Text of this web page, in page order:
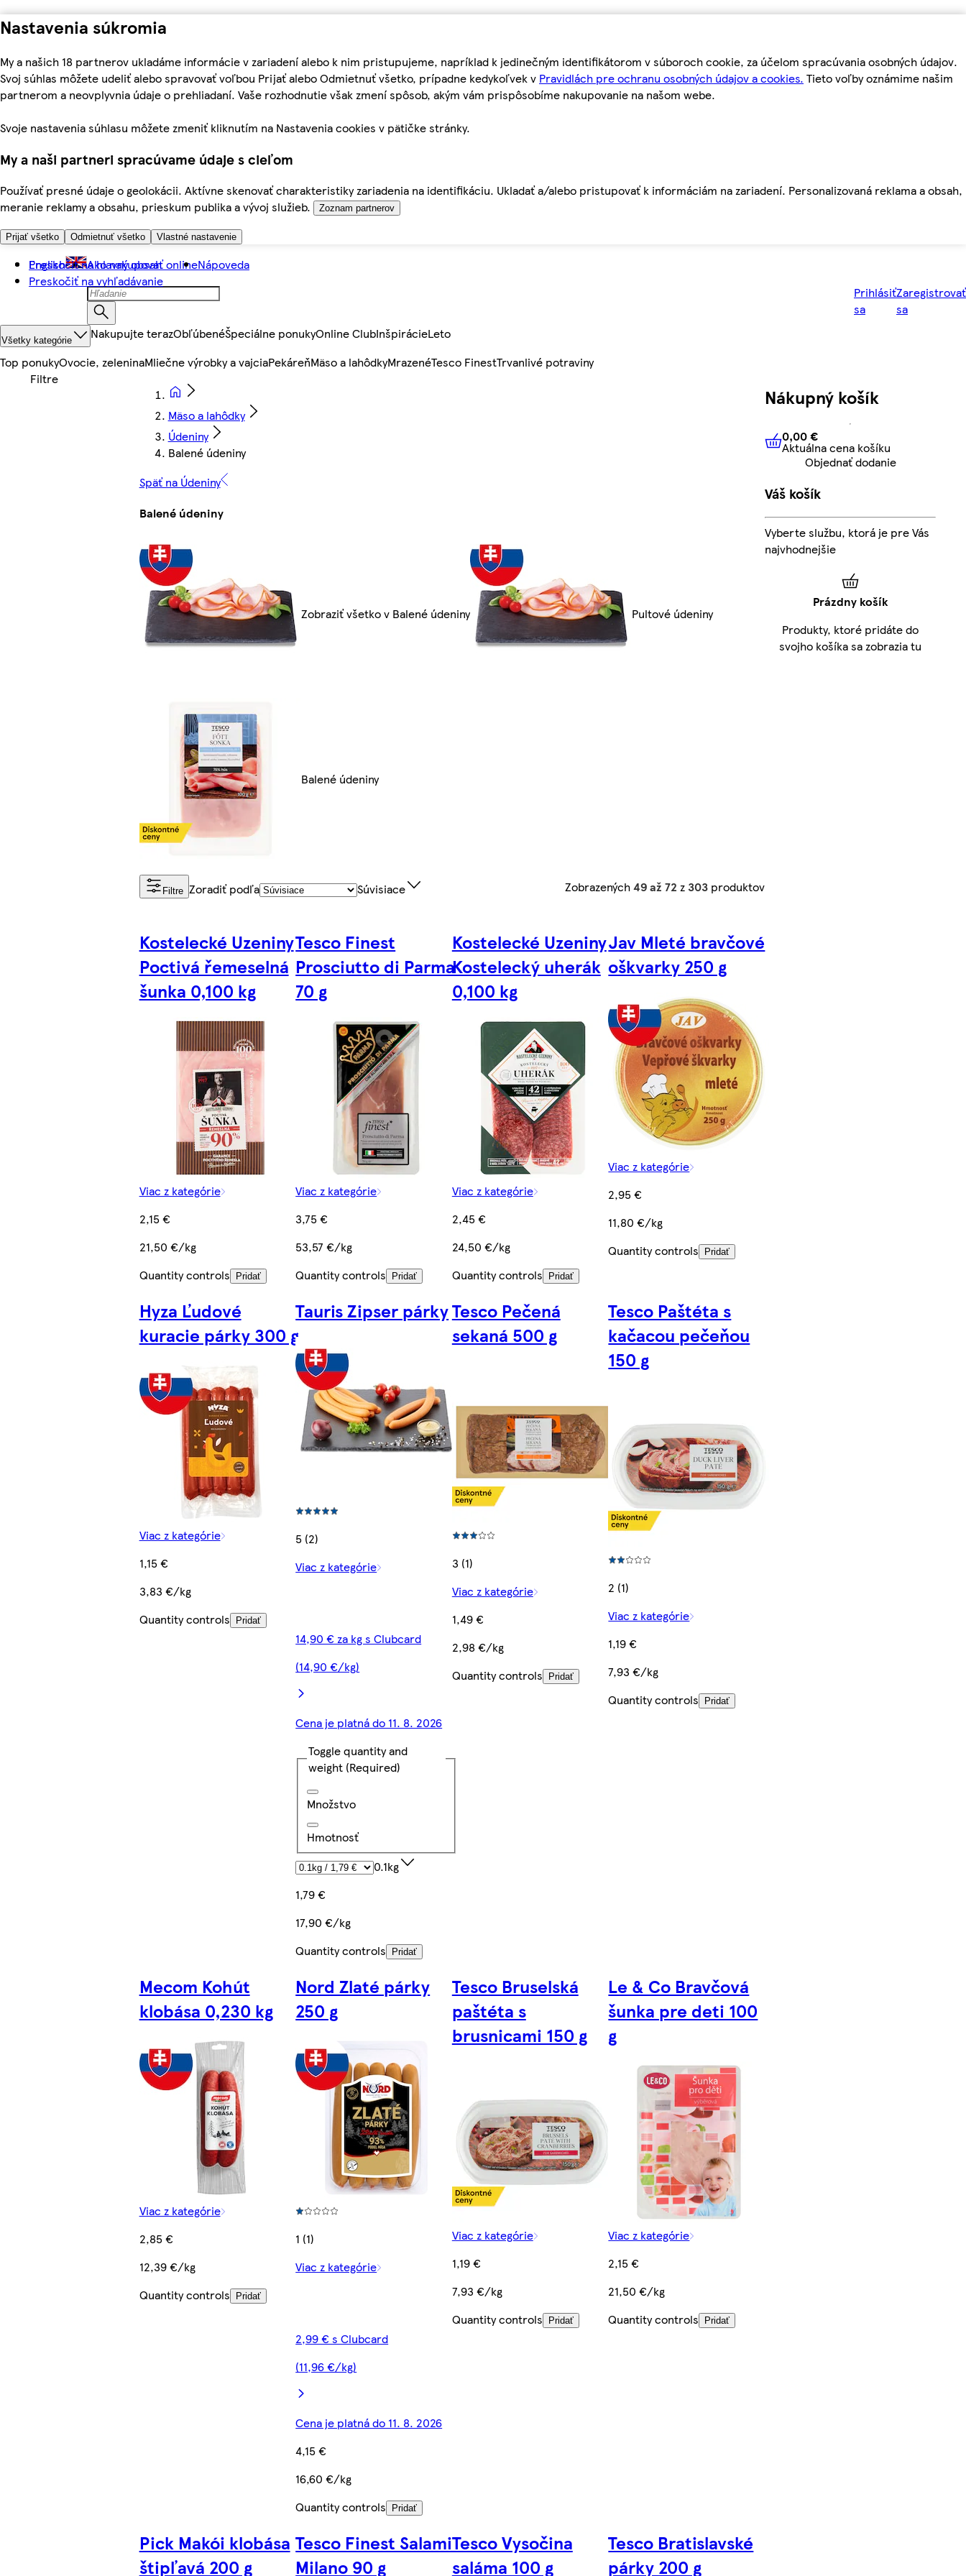
Nastavenia súkromia
My a našich 18 partnerov ukladáme informácie v zariadení alebo k nim pristupujeme, napríklad k jedinečným identifikátorom v súboroch cookie, za účelom spracúvania osobných údajov.
Svoj súhlas môžete udeliť alebo spravovať voľbou Prijať alebo Odmietnuť všetko, prípadne kedykoľvek v Pravidlách pre ochranu osobných údajov a cookies. Tieto voľby oznámime našim
partnerom a neovplyvnia údaje o prehliadaní. Vaše rozhodnutie však zmení spôsob, akým vám prispôsobíme nakupovanie na našom webe.
Svoje nastavenia súhlasu môžete zmeniť kliknutím na Nastavenia cookies v pätičke stránky.
My a naši partneri spracúvame údaje s cieľom
Používať presné údaje o geolokácii. Aktívne skenovať charakteristiky zariadenia na identifikáciu. Ukladať a/alebo pristupovať k informáciám na zariadení. Personalizovaná reklama a obsah,
meranie reklamy a obsahu, prieskum publika a vývoj služieb.
Zoznam partnerov
Prijať všetko Odmietnuť všetko Vlastné nastavenie
Preskočiť na hlavný obsah
Preskočiť na vyhľadávanie
English Ako nakupovať onlineNápoveda
Prihlásiť
sa
Zaregistrovať
sa
Všetky kategórie Nakupujte terazObľúbenéŠpeciálne ponukyOnline ClubInšpirácieLeto
Top ponukyOvocie, zeleninaMliečne výrobky a vajciaPekáreňMäso a lahôdkyMrazenéTesco FinestTrvanlivé potraviny
Mäso a lahôdky
Údeniny
Balené údeniny
Späť na Údeniny
Balené údeniny
Zobraziť všetko v Balené údeniny Pultové údeniny
Balené údeniny
Filtre Zoradiť podľa Súvisiace Zobrazených49 až 72 z303 produktov
Kostelecké Uzeniny
Poctivá řemeselná
šunka 0,100 kg
Viac z kategórie
2,15 €
21,50 €/kg
Quantity controls
Pridať
Tesco Finest
Prosciutto di Parma
70 g
Viac z kategórie
3,75 €
53,57 €/kg
Quantity controls
Pridať
Kostelecké Uzeniny
Kostelecký uherák
0,100 kg
Viac z kategórie
2,45 €
24,50 €/kg
Quantity controls
Pridať
Jav Mleté bravčové
oškvarky 250 g
Viac z kategórie
2,95 €
11,80 €/kg
Quantity controls
Pridať
Hyza Ľudové
kuracie párky 300 g
Viac z kategórie
1,15 €
3,83 €/kg
Quantity controls
Pridať
Tauris Zipser párky
5 (2)
Viac z kategórie
14,90 € za kg s Clubcard
(14,90 €/kg)
Cena je platná do 11. 8. 2026
Toggle quantity and
weight (Required)
Množstvo
Hmotnosť
0.1kg
1,79 €
17,90 €/kg
Quantity controls
Pridať
Tesco Pečená
sekaná 500 g
3 (1)
Viac z kategórie
1,49 €
2,98 €/kg
Quantity controls
Pridať
Tesco Paštéta s
kačacou pečeňou
150 g
2 (1)
Viac z kategórie
1,19 €
7,93 €/kg
Quantity controls
Pridať
Mecom Kohút
klobása 0,230 kg
Viac z kategórie
2,85 €
12,39 €/kg
Quantity controls
Pridať
Nord Zlaté párky
250 g
1 (1)
Viac z kategórie
2,99 € s Clubcard
(11,96 €/kg)
Cena je platná do 11. 8. 2026
4,15 €
16,60 €/kg
Quantity controls
Pridať
Tesco Bruselská
paštéta s
brusnicami 150 g
Viac z kategórie
1,19 €
7,93 €/kg
Quantity controls
Pridať
Le & Co Bravčová
šunka pre deti 100
g
Viac z kategórie
2,15 €
21,50 €/kg
Quantity controls
Pridať
Pick Makói klobása
štipľavá 200 g
Tesco Finest Salami
Milano 90 g
Tesco Vysočina
saláma 100 g
Tesco Bratislavské
párky 200 g
Nákupný košík
0,00 € Aktuálna cena košíku
0,00 €
Aktuálna cena košíku
Objednať dodanie
Váš košík
Vyberte službu, ktorá je pre Vás
najvhodnejšie
Prázdny košík
Produkty, ktoré pridáte do
svojho košíka sa zobrazia tu